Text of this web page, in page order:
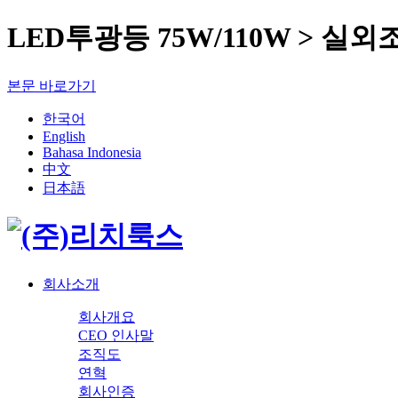
LED투광등 75W/110W > 실외
본문 바로가기
한국어
English
Bahasa Indonesia
中文
日本語
회사소개
회사개요
CEO 인사말
조직도
연혁
회사인증